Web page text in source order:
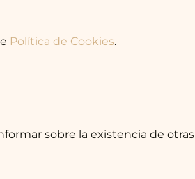
Política de Cookies.
sobre la existencia de otras